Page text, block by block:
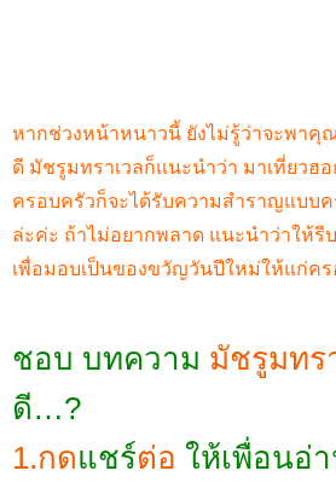
หากช่วงหน้าหนาวนี้ ยังไม่รู้ว่าจะพา
ดี มัชรูมทราเวลก็แนะนำว่า มาเที่ยว
ครอบครัวก็จะได้รับความสำราญแบบค
ล่ะค่ะ ถ้าไม่อยากพลาด แนะนำว่าให้รี
เพื่อมอบเป็นของขวัญวันปีใหม่ให้แก่ค
ชอบ บทความ มัชรูมทร
ดี…?
1.กดแชร์ต่อ ให้เพื่อนอ่